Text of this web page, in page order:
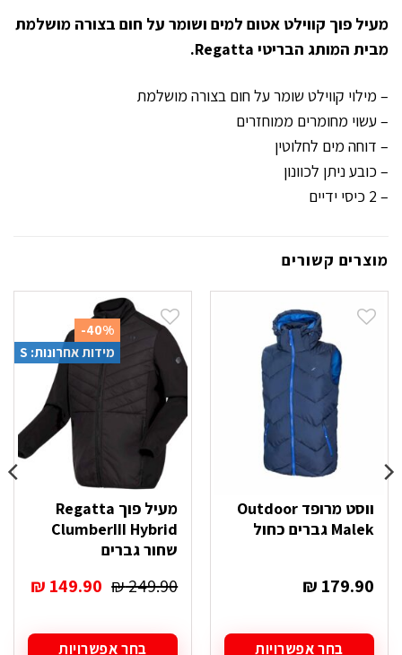
מעיל פוך קווילט אטום למים ושומר על חום בצורה מושלמת
מבית המותג הבריטי Regatta.
– מילוי קווילט שומר על חום בצורה מושלמת
– עשוי מחומרים ממוחזרים
– דוחה מים לחלוטין
– כובע ניתן לכוונון
– 2 כיסי ידיים
מוצרים קשורים
ווסט מרופד Outdoor
Malek גברים כחול
₪ 179.90
בחר אפשרויות
-40%
מידות אחרונות: S
מעיל פוך Regatta
ClumberIII Hybrid
שחור גברים
₪249.90
המחיר
היה:
₪ 249.90.
₪ 149.90
הוא:
בחר אפשרויות